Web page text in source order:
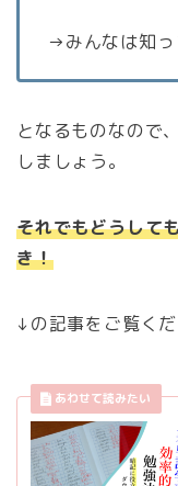
→みんなは知
となるものなので
しましょう。
それでもどうして
き！
↓の記事をご覧くだ